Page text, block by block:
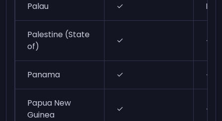
Palau ✓ N/A
Palestine (State
of)
✓ ✓
Panama ✓ ✓
Papua New
Guinea
✓ ✓